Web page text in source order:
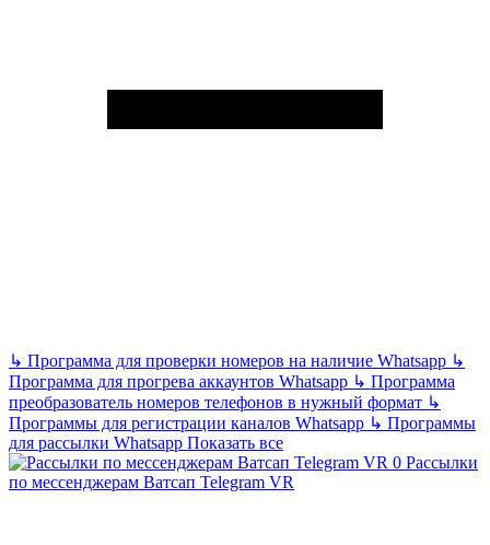
↳ Программа для проверки номеров на наличие Whatsapp ↳
Программа для прогрева аккаунтов Whatsapp ↳ Программа
преобразователь номеров телефонов в нужный формат ↳
Программы для регистрации каналов Whatsapp ↳ Программы
для рассылки Whatsapp Показать все
Рассылки
по мессенджерам Ватсап Telegram VR